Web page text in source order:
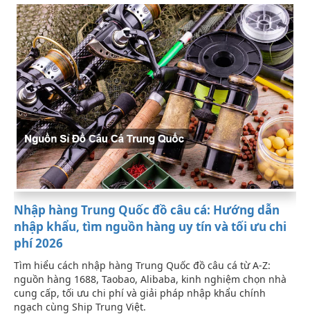
Nhập hàng Trung Quốc đồ câu cá: Hướng dẫn
nhập khẩu, tìm nguồn hàng uy tín và tối ưu chi
phí 2026
Tìm hiểu cách nhập hàng Trung Quốc đồ câu cá từ A-Z:
nguồn hàng 1688, Taobao, Alibaba, kinh nghiệm chọn nhà
cung cấp, tối ưu chi phí và giải pháp nhập khẩu chính
ngạch cùng Ship Trung Việt.